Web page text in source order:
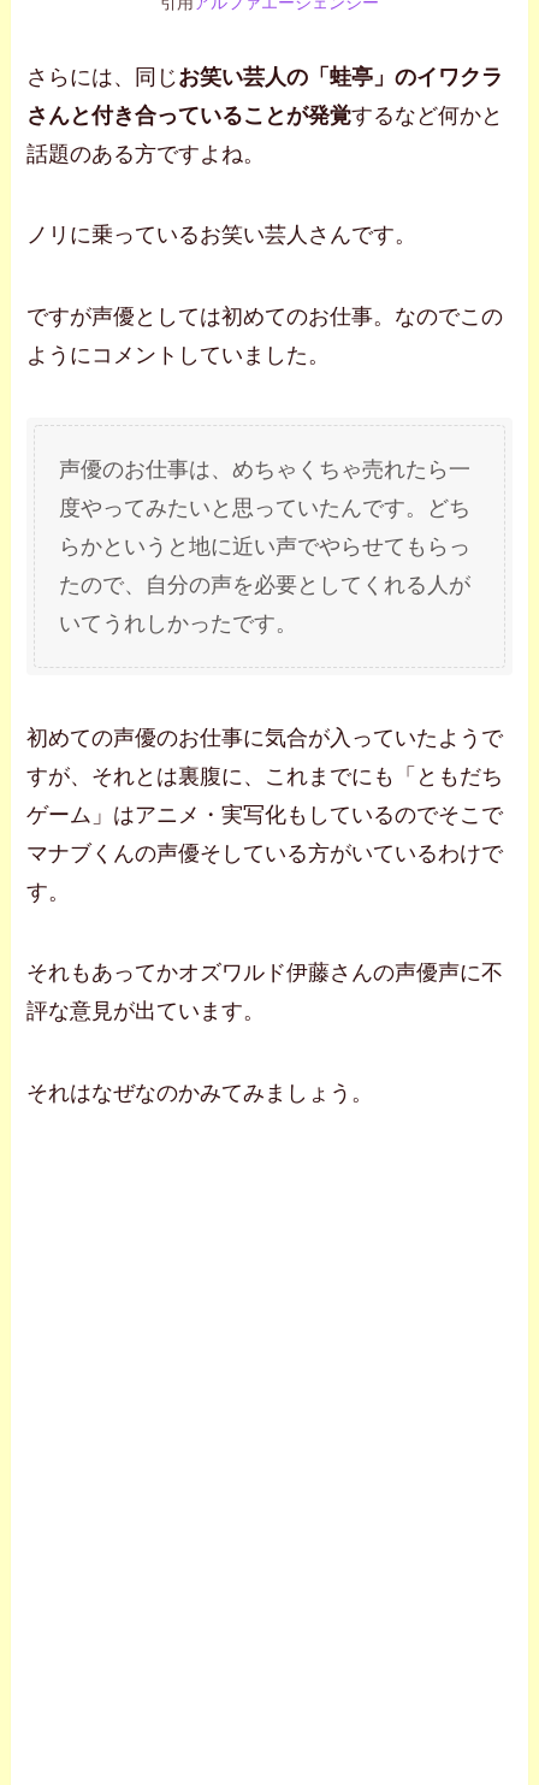
さらには、同じお笑い芸人の「蛙亭」のイワクラ
さんと付き合っていることが発覚するなど何かと
話題のある方ですよね。
ノリに乗っているお笑い芸人さんです。
ですが声優としては初めてのお仕事。なのでこの
ようにコメントしていました。
声優のお仕事は、めちゃくちゃ売れたら一
度やってみたいと思っていたんです。どち
らかというと地に近い声でやらせてもらっ
たので、自分の声を必要としてくれる人が
いてうれしかったです。
初めての声優のお仕事に気合が入っていたようで
すが、それとは裏腹に、これまでにも「ともだち
ゲーム」はアニメ・実写化もしているのでそこで
マナブくんの声優そしている方がいているわけで
す。
それもあってかオズワルド伊藤さんの声優声に不
評な意見が出ています。
それはなぜなのかみてみましょう。